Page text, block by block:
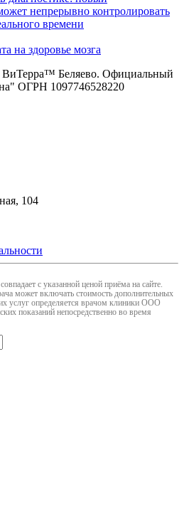
непрерывно контролировать
времени
на здоровье мозга
Беляево. Официальный
ОГРН 1097746528220
104
с указанной ценой приёма на сайте.
может включать стоимость дополнительных
услуг определяется врачом клиники ООО
показаний непосредственно во время